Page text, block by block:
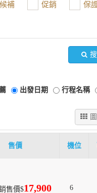
補 促銷 保
出發日期 行程名稱
售價 機位
售價$17,900 6